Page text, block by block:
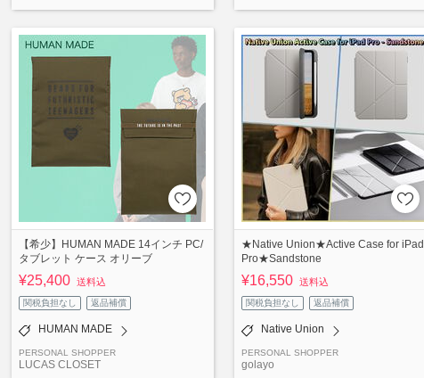
【希少】HUMAN MADE 14インチ PC/
タブレット ケース オリーブ
¥25,400 送料込
関税負担なし 返品補償
HUMAN MADE
PERSONAL SHOPPER
LUCAS CLOSET
★Native Union★Active Case for iPad
Pro★Sandstone
¥16,550 送料込
関税負担なし 返品補償
Native Union
PERSONAL SHOPPER
golayo